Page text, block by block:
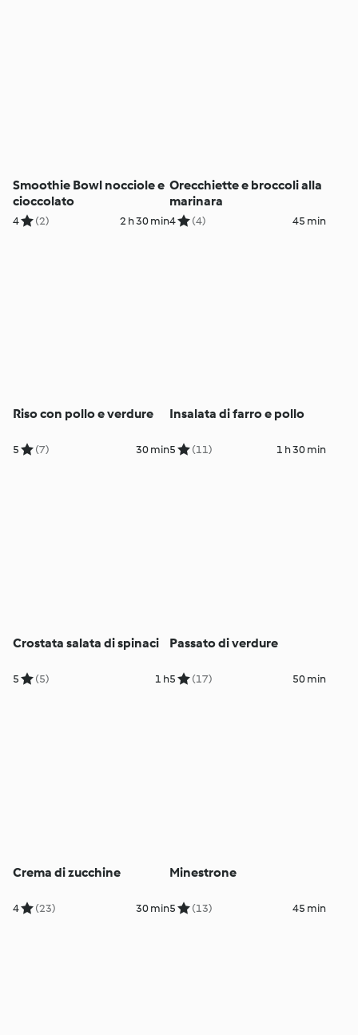
Smoothie Bowl nocciole e
cioccolato
4 (2) 2 h 30 min
Orecchiette e broccoli alla
marinara
4 (4) 45 min
Riso con pollo e verdure
5 (7) 30 min
Insalata di farro e pollo
5 (11) 1 h 30 min
Crostata salata di spinaci
5 (5) 1 h
Passato di verdure
5 (17) 50 min
Crema di zucchine
4 (23) 30 min
Minestrone
5 (13) 45 min